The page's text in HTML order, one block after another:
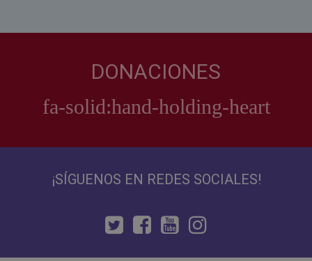
DONACIONES
¡SÍGUENOS EN REDES SOCIALES!